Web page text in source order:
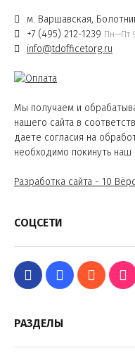
м. Варшавская,
+7 (495) 212-1239 Пн—Пт
info@tdofficetorg.ru
Мы получаем и
нашего сайта в
даете согласия на
необходимо покинуть наш
Разработка сайта - 10
СОЦСЕТИ
РАЗДЕЛЫ